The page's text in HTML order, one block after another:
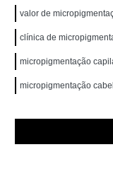
valor de
clínica de
micropigmentação
micropigmentação